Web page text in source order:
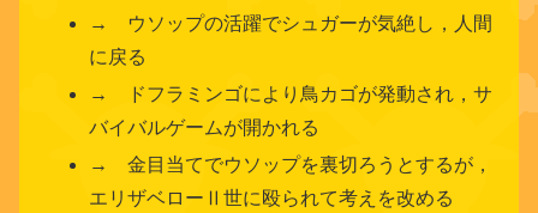
→ ウソップの活躍でシュガーが気絶し，人間
に戻る
→ ドフラミンゴにより鳥カゴが発動され，サ
バイバルゲームが開かれる
→ 金目当てでウソップを裏切ろうとするが，
エリザベローⅡ世に殴られて考えを改める